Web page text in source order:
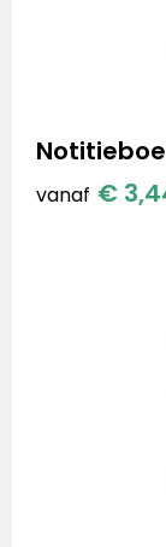
vanaf €